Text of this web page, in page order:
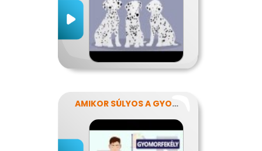
AMIKOR SÚLYOS A GYOMORFÁJÁS